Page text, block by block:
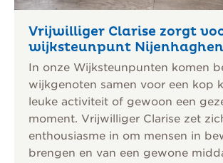
Vrijwilliger Clarise zorgt
wijksteunpunt Nijenhaghen
In onze Wijksteunpunten komen
wijkgenoten samen voor een kop
leuke activiteit of gewoon een
moment. Vrijwilliger Clarise zet
enthousiasme in om mensen in
brengen en van een gewone